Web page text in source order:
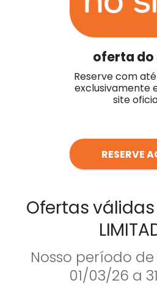
oferta do
Reserve com até
exclusivamente
site
RESERVE
Ofertas
Nosso período
01/03/26 a